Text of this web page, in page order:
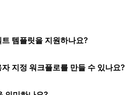
템플릿을 지원하나요?
지정 워크플로를 만들 수 있나요?